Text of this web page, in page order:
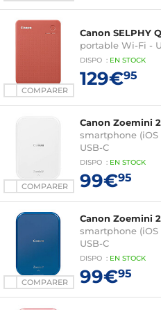
COMPARER
Canon SELPHY
portable Wi-Fi -
DISPO : EN STOCK
129€95
COMPARER
Canon Zoemini
smartphone
USB-C
DISPO : EN STOCK
99€95
COMPARER
Canon Zoemini
smartphone
USB-C
DISPO : EN STOCK
99€95